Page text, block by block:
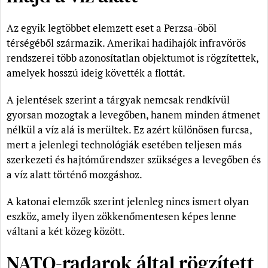
Az egyik legtöbbet elemzett eset a Perzsa-öböl
térségéből származik. Amerikai hadihajók infravörös
rendszerei több azonosítatlan objektumot is rögzítettek,
amelyek hosszú ideig követték a flottát.
A jelentések szerint a tárgyak nemcsak rendkívül
gyorsan mozogtak a levegőben, hanem minden átmenet
nélkül a víz alá is merültek. Ez azért különösen furcsa,
mert a jelenlegi technológiák esetében teljesen más
szerkezeti és hajtóműrendszer szükséges a levegőben és
a víz alatt történő mozgáshoz.
A katonai elemzők szerint jelenleg nincs ismert olyan
eszköz, amely ilyen zökkenőmentesen képes lenne
váltani a két közeg között.